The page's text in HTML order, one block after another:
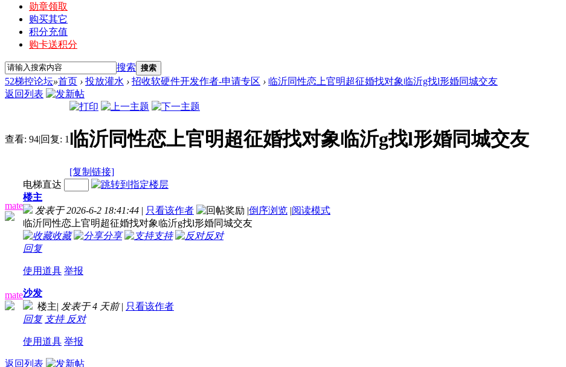
勋章领取
购买其它
积分充值
购卡送积分
搜索 搜索
52梯控论坛»首页 › 投放灌水 › 招收软硬件开发作者-申请专区 › 临沂同性恋上官明超征婚找对象临沂g找l形婚同城交友
返回列表
查看: 94|回复: 1 临沂同性恋上官明超征婚找对象临沂g找l形婚同城交友
[复制链接]
mate
电梯直达
楼主
发表于 2026-6-2 18:41:44 | 只看该作者 |倒序浏览 |阅读模式
临沂同性恋上官明超征婚找对象临沂g找l形婚同城交友
收藏
分享 支持
反对
回复
使用道具 举报
mate沙发
楼主| 发表于4 天前 | 只看该作者
回复 支持 反对
使用道具 举报
返回列表